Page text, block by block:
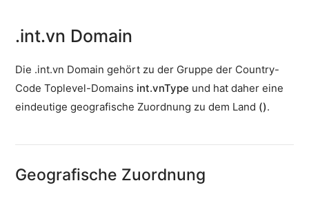
Kontakte
TLD-
Lookup
.int.vn Domain
Die .int.vn Domain gehört zu der Gruppe der Country-
Code Toplevel-Domains int.vnType und hat daher eine
eindeutige geografische Zuordnung zu dem Land ().
Geografische Zuordnung